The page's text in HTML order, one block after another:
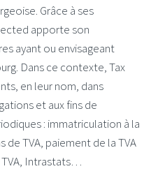
Grâce à ses
apporte son
ayant ou envisageant
Dans ce contexte, Tax
en leur nom, dans
et aux fins de
: immatriculation à la
de TVA, paiement de la TVA
Intrastats…